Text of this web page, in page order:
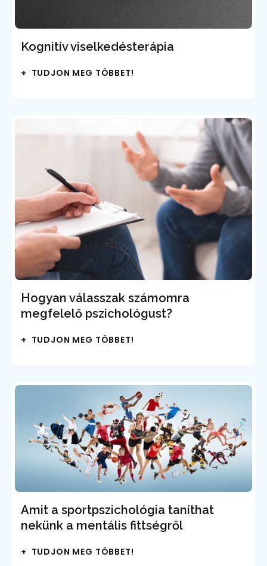
Kognitív viselkedésterápia
+ TUDJON MEG TÖBBET!
Hogyan válasszak számomra
megfelelő pszichológust?
+ TUDJON MEG TÖBBET!
Amit a sportpszichológia taníthat
nekünk a mentális fittségről
+ TUDJON MEG TÖBBET!